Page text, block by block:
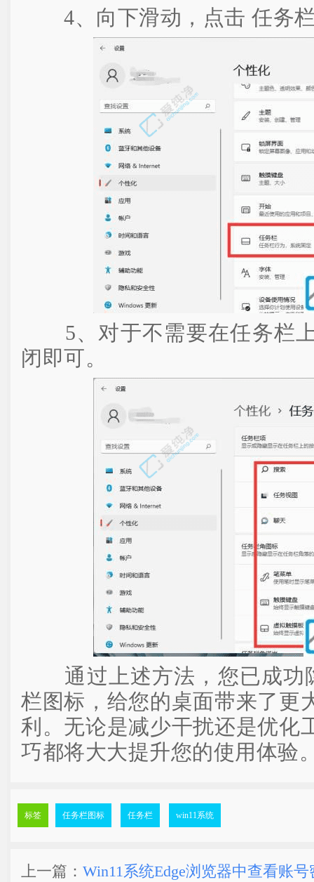
4、向下滑动，点击 任务
5、对于不需要在任务栏上
闭即可。
通过上述方法，您已成功
栏图标，给您的桌面带来了更
利。无论是减少干扰还是优化
巧都将大大提升您的使用体验
标签 任务栏图标 任务栏 win11系统
上一篇： Win11系统Edge浏览器中查看账